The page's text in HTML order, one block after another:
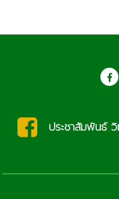
ประชาสัมพันธ์ วิ